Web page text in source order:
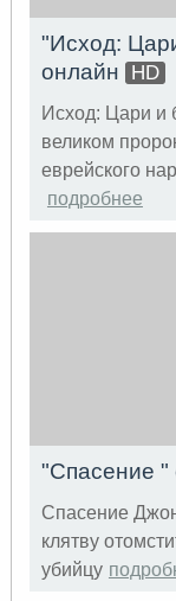
"Исход:
онлайн
HD
Исход: Цари и
великом
еврейского
подробнее
"Спасение "
Спасение
клятву
убийцу